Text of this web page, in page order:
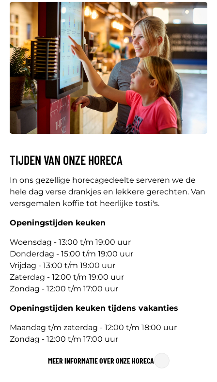
TIJDEN VAN ONZE HORECA
In ons gezellige horecagedeelte serveren we de
hele dag verse drankjes en lekkere gerechten. Van
versgemalen koffie tot heerlijke tosti's.
Openingstijden keuken
Woensdag - 13:00 t/m 19:00 uur
Donderdag - 15:00 t/m 19:00 uur
Vrijdag - 13:00 t/m 19:00 uur
Zaterdag - 12:00 t/m 19:00 uur
Zondag - 12:00 t/m 17:00 uur
Openingstijden keuken tijdens vakanties
Maandag t/m zaterdag - 12:00 t/m 18:00 uur
Zondag - 12:00 t/m 17:00 uur
MEER INFORMATIE OVER ONZE HORECA